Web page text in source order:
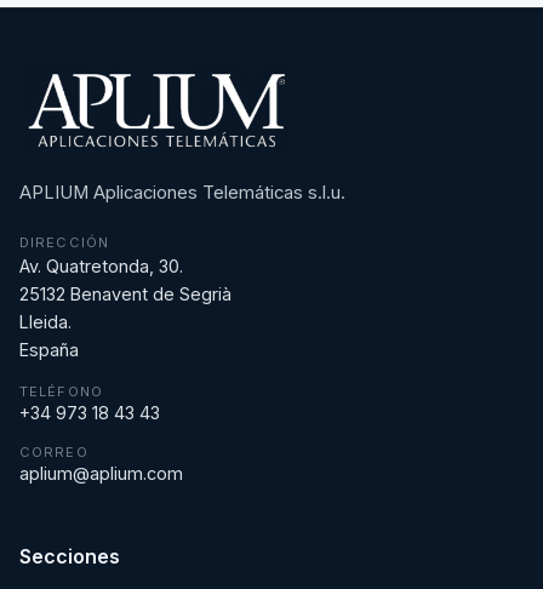
APLIUM Aplicaciones Telemáticas s.l.u.
DIRECCIÓN
Av. Quatretonda, 30.
25132 Benavent de Segrià
Lleida.
España
TELÉFONO
+34 973 18 43 43
CORREO
aplium@aplium.com
Secciones